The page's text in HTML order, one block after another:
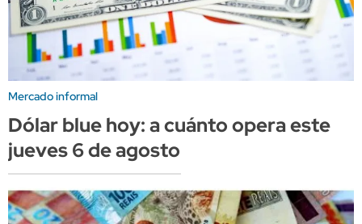
Mercado informal
Dólar blue hoy: a cuánto opera este
jueves 6 de agosto